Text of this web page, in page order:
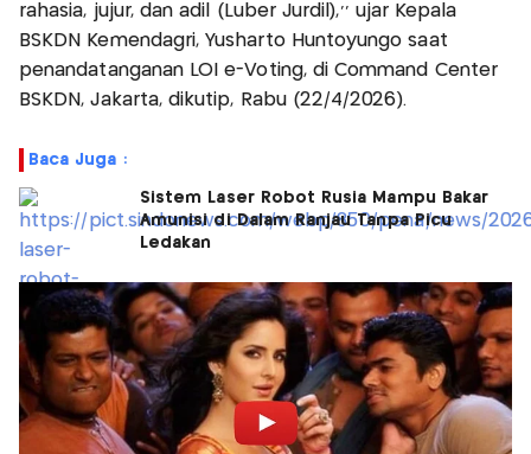
rahasia, jujur, dan adil (Luber Jurdil),’’ ujar Kepala
BSKDN Kemendagri, Yusharto Huntoyungo saat
penandatanganan LOI e-Voting, di Command Center
BSKDN, Jakarta, dikutip, Rabu (22/4/2026).
Baca Juga :
Sistem Laser Robot Rusia Mampu Bakar
Amunisi di Dalam Ranjau Tanpa Picu
Ledakan